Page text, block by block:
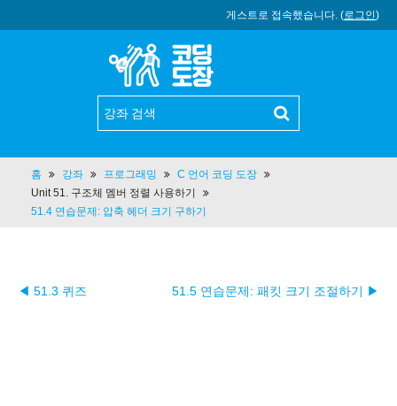
게스트로 접속했습니다. (로그인)
홈 강좌 프로그래밍
C 언어 코딩 도장
Unit 51. 구조체 멤버 정렬 사용하기
51.4 연습문제: 압축 헤더 크기 구하기
◀ 51.3 퀴즈 51.5 연습문제: 패킷 크기 조절하기 ▶︎